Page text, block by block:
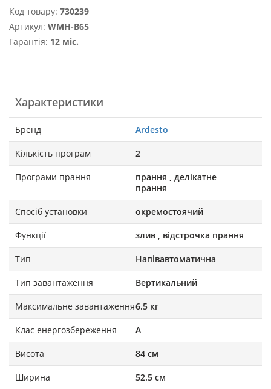
Код товару: 730239
Артикул: WMH-B65
Гарантія: 12 міс.
Характеристики
Бренд Ardesto
Кількість програм 2
Програми прання
прання , делікатне
прання
Спосіб установки окремостоячий
Функції злив , відстрочка прання
Тип Напівавтоматична
Тип завантаження Вертикальний
Максимальне завантаження6.5 кг
Клас енергозбереження A
Висота 84 см
Ширина 52.5 см